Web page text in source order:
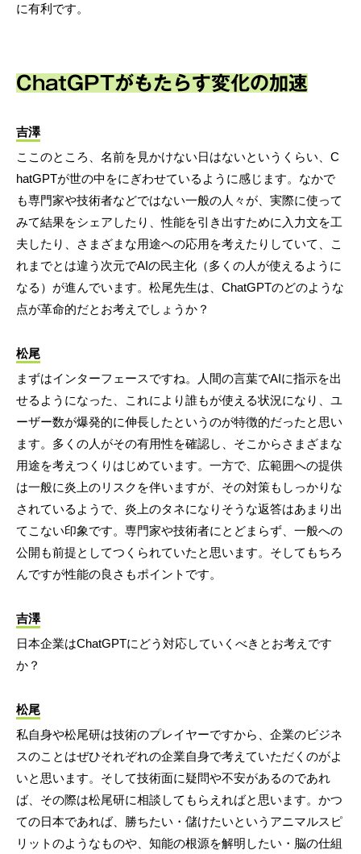
に有利です。
ChatGPTがもたらす変化の加速
吉澤
ここのところ、名前を見かけない日はないというくらい、C
hatGPTが世の中をにぎわせているように感じます。なかで
も専門家や技術者などではない一般の人々が、実際に使って
みて結果をシェアしたり、性能を引き出すために入力文を工
夫したり、さまざまな用途への応用を考えたりしていて、こ
れまでとは違う次元でAIの民主化（多くの人が使えるように
なる）が進んでいます。松尾先生は、ChatGPTのどのような
点が革命的だとお考えでしょうか？
松尾
まずはインターフェースですね。人間の言葉でAIに指示を出
せるようになった、これにより誰もが使える状況になり、ユ
ーザー数が爆発的に伸長したというのが特徴的だったと思い
ます。多くの人がその有用性を確認し、そこからさまざまな
用途を考えつくりはじめています。一方で、広範囲への提供
は一般に炎上のリスクを伴いますが、その対策もしっかりな
されているようで、炎上のタネになりそうな返答はあまり出
てこない印象です。専門家や技術者にとどまらず、一般への
公開も前提としてつくられていたと思います。そしてもちろ
んですが性能の良さもポイントです。
吉澤
日本企業はChatGPTにどう対応していくべきとお考えです
か？
松尾
私自身や松尾研は技術のプレイヤーですから、企業のビジネ
スのことはぜひそれぞれの企業自身で考えていただくのがよ
いと思います。そして技術面に疑問や不安があるのであれ
ば、その際は松尾研に相談してもらえればと思います。かつ
ての日本であれば、勝ちたい・儲けたいというアニマルスピ
リットのようなものや、知能の根源を解明したい・脳の仕組